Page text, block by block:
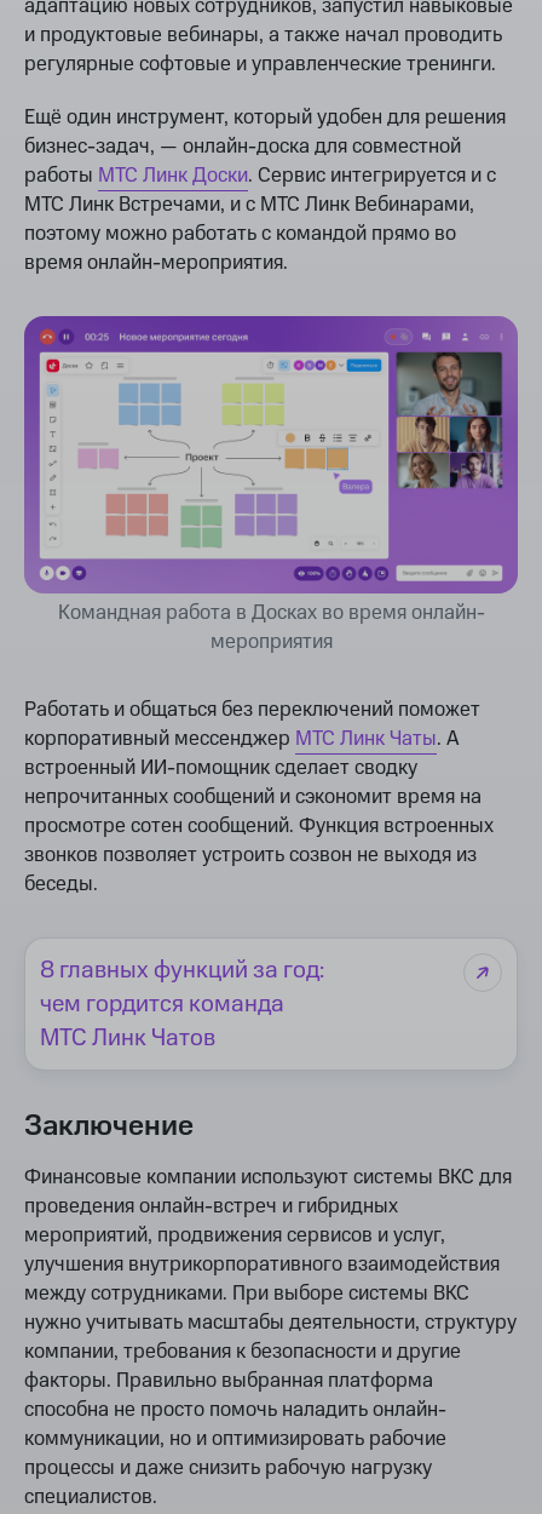
адаптацию новых сотрудников, запустил навыковые
и продуктовые вебинары, а также начал проводить
регулярные софтовые и управленческие тренинги.
Ещё один инструмент, который удобен для решения
бизнес-задач, — онлайн-доска для совместной
работы МТС Линк Доски. Сервис интегрируется и с
МТС Линк Встречами, и с МТС Линк Вебинарами,
поэтому можно работать с командой прямо во
время онлайн-мероприятия.
Командная работа в Досках во время онлайн-
мероприятия
Работать и общаться без переключений поможет
корпоративный мессенджер МТС Линк Чаты. А
встроенный ИИ-помощник сделает сводку
непрочитанных сообщений и сэкономит время на
просмотре сотен сообщений. Функция встроенных
звонков позволяет устроить созвон не выходя из
беседы.
8 главных функций за год:
чем гордится команда
МТС Линк Чатов
Заключение
Финансовые компании используют системы ВКС для
проведения онлайн-встреч и гибридных
мероприятий, продвижения сервисов и услуг,
улучшения внутрикорпоративного взаимодействия
между сотрудниками. При выборе системы ВКС
нужно учитывать масштабы деятельности, структуру
компании, требования к безопасности и другие
факторы. Правильно выбранная платформа
способна не просто помочь наладить онлайн-
коммуникации, но и оптимизировать рабочие
процессы и даже снизить рабочую нагрузку
специалистов.